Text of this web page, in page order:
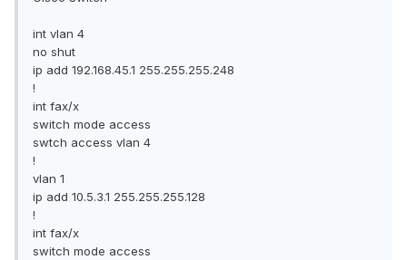
int vlan 4
no shut
ip add 192.168.45.1 255.255.255.248
!
int fax/x
switch mode access
swtch access vlan 4
!
vlan 1
ip add 10.5.3.1 255.255.255.128
!
int fax/x
switch mode access